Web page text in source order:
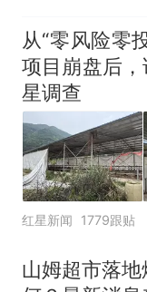
从“零风险零
项目崩盘后
星调查
红星新闻 1779跟贴
山姆超市落